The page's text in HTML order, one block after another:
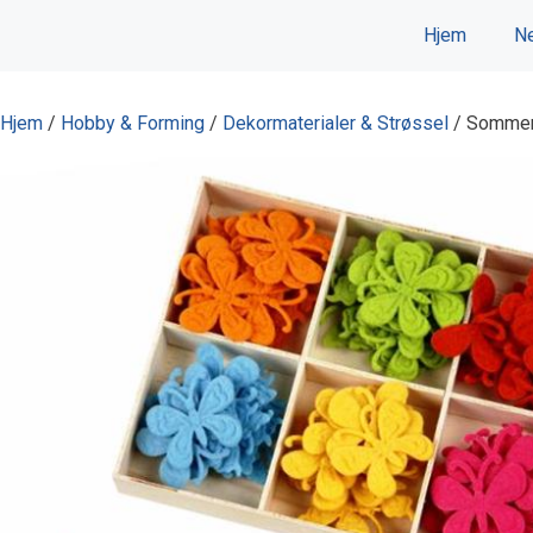
Hjem
Hjem / Hobby & Forming / Dekormaterialer & Strøssel /